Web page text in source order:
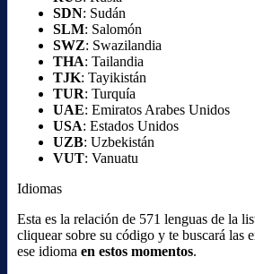
SDN: Sudán
SLM: Salomón
SWZ: Swazilandia
THA: Tailandia
TJK: Tayikistán
TUR: Turquía
UAE: Emiratos Arabes Unidos
USA: Estados Unidos
UZB: Uzbekistán
VUT: Vanuatu
Idiomas
Esta es la relación de 571 lenguas de la
cliquear sobre su código y te buscará las
ese idioma en estos momentos.